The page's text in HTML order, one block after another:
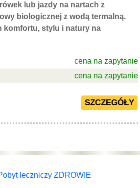
lub jazdy na nartach z
biologicznej z wodą termalną.
komfortu, stylu i natury na
cena na zapytanie
cena na zapytanie
leczniczy ZDROWIE